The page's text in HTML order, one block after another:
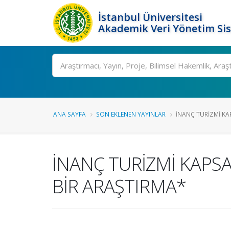
İstanbul Üniversitesi
Akademik Veri Yönetim
Ara
ANA SAYFA SON EKLENEN YAYINLAR İNANÇ TURİZMİ
İNANÇ TURİZMİ
BİR ARAŞTIRMA*